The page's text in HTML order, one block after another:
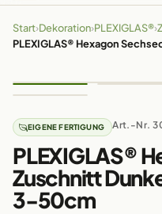
Start›Dekoration›PLEXIGLAS®›
PLEXIGLAS® Hexagon
EIGENE FERTIGUNG Art.-Nr.
PLEXIGLAS®
Zuschnitt
3-50cm